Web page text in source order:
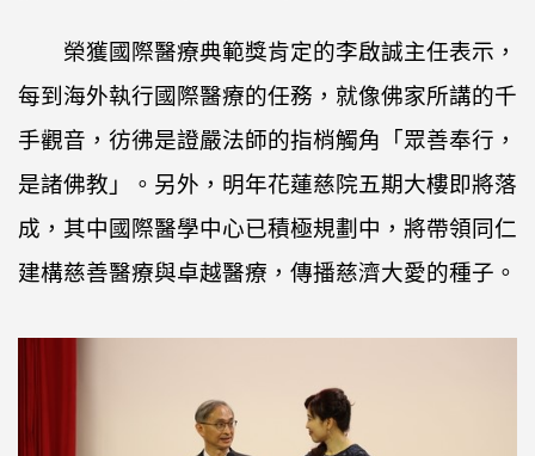
榮獲國際醫療典範獎肯定的李啟誠主任表示，
每到海外執行國際醫療的任務，就像佛家所講的千
手觀音，彷彿是證嚴法師的指梢觸角「眾善奉行，
是諸佛教」。另外，明年花蓮慈院五期大樓即將落
成，其中國際醫學中心已積極規劃中，將帶領同仁
建構慈善醫療與卓越醫療，傳播慈濟大愛的種子。